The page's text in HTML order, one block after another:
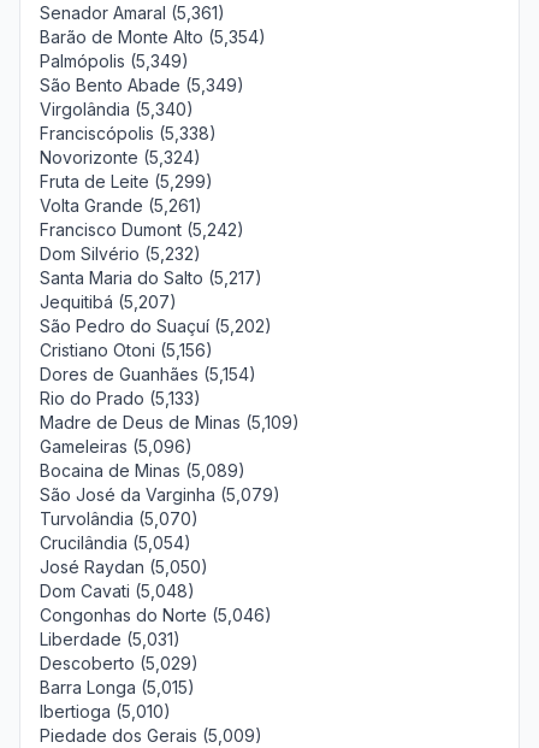
Senador Amaral (5,361)
Barão de Monte Alto (5,354)
Palmópolis (5,349)
São Bento Abade (5,349)
Virgolândia (5,340)
Franciscópolis (5,338)
Novorizonte (5,324)
Fruta de Leite (5,299)
Volta Grande (5,261)
Francisco Dumont (5,242)
Dom Silvério (5,232)
Santa Maria do Salto (5,217)
Jequitibá (5,207)
São Pedro do Suaçuí (5,202)
Cristiano Otoni (5,156)
Dores de Guanhães (5,154)
Rio do Prado (5,133)
Madre de Deus de Minas (5,109)
Gameleiras (5,096)
Bocaina de Minas (5,089)
São José da Varginha (5,079)
Turvolândia (5,070)
Crucilândia (5,054)
José Raydan (5,050)
Dom Cavati (5,048)
Congonhas do Norte (5,046)
Liberdade (5,031)
Descoberto (5,029)
Barra Longa (5,015)
Ibertioga (5,010)
Piedade dos Gerais (5,009)